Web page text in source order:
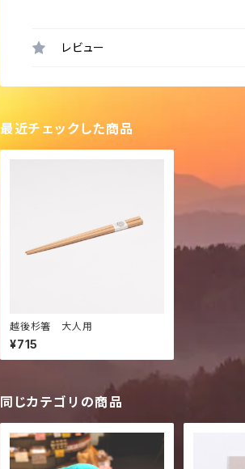
レビュー
最近チェックした商品
越後杉箸 大人用
¥715
同じカテゴリの商品